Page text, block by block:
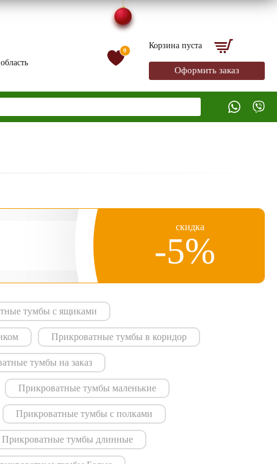
0
Корзина пуста
Оформить заказ
скидка
-5%
тумбы с ящиками
Прикроватные тумбы в коридор
тумбы на заказ
Прикроватные тумбы маленькие
Прикроватные тумбы с полками
Прикроватные тумбы длинные